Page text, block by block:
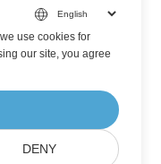
use cookies for
our site, you agree
DENY